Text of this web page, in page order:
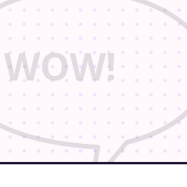
Risskovhallen in Aarhus !